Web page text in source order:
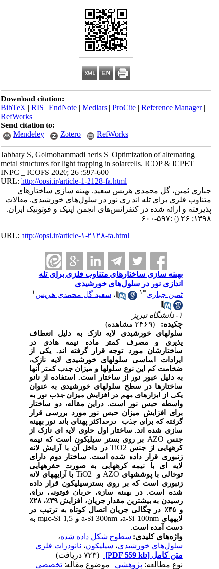
Download citation:
BibTeX|RIS|EndNote|Medlars|ProCite|Reference Manager
RefWorks
Send citation to:
Mendeley
Zotero RefWorks
Jabbary S, Golmohammadi heris S. Optimization of alternating
metal structures for light trapping in solarcells. ICOP & ICPET _
INPC _ ICOFS 2020; 26 :597-600
URL:http://opsi.ir/article-1-2128-fa.html
جباری ثمین، گل محمدی هریس سعید. بهینه سازی ساختارهای
متناوب فلزی برای تله اندازی نور در سلول‌های خورشیدی. مقالات
پذیرفته و ارائه شده در کنفرانس‌های انجمن اپتیک و فوتونیک ایران.
۱۳۹۸; ۲۶
() :۵۹۷-۶۰۰
URL:http://opsi.ir/article-۱-۲۱۲۸-fa.html
بهینه سازی ساختارهای متناوب فلزی برای تله
اندازی نور در سلول‌های خورشیدی
ثمین جباری* ۱ ،سعید گل محمدی هریس
چکیده:
سلول‏های خورشیدی لایه نازک به دلیل انعطاف
پذیری و مصرف کمتر ماده نیمه هادی در
ساختارشان مورد توجه قرار گرفته اند. یکی از
ایرادات اساسی سلول‏های خورشیدی لایه نازک،
ضخامت کم این نوع سلول‏ها و میزان جذب کمتر آن‏ها
به دلیل عبور نور از ساختار است. استفاده از نانو
ساختارها در سطح سلول‏های خورشیدی به عنوان
یکی از ابزارهای مهم در افزایش میزان جذب نور به
واسطه حبس نور است. دراین مقاله، دو ساختار
برای افزایش میزان حبس نور مورد بررسی قرار
گرفته که برای جذب درحداکثر پهنای باند نور بهینه
سازی شده اند. ساختار اول حاوی لایه ای نازک از
جنسAZOبر روی بستر سیلیکون است که نیمه
کره‏هایی از جنسTiO2در داخل آن با آرایش لانه
زنبوری قرار داده شده است. ساختار دوم دارای
لایه ای با نیمه کره‏هایی به صورت حفره­هایی
توخالی با پوشش­هایAZOوTiO2با آرایه‏های لانه
زنبوری است که بر روی بسترسیلیکون قرار داده
شده است. در بهینه سازی جریان فوتونی برای
رسیدن به بیشترین مقدار جریان،افزایش ۳۹ ٪، ۲۸
٪
و ۴۵
٪ درچگالی جریان اتصال کوتاه به ترتیب در
لایه‏هایa-Si 100nm،a-Si 300nmوc-Si 1,5
µ
mبه
دست آمده است.
واژه‌های کلیدی:سطوح شکل داده شده،
سلول‌های خورشیدی،سیلیکون،نانوذرات فلزی
متن کامل[PDF 559 kb]
نوع مطالعه:پژوهشي| موضوع مقاله:تخصصی